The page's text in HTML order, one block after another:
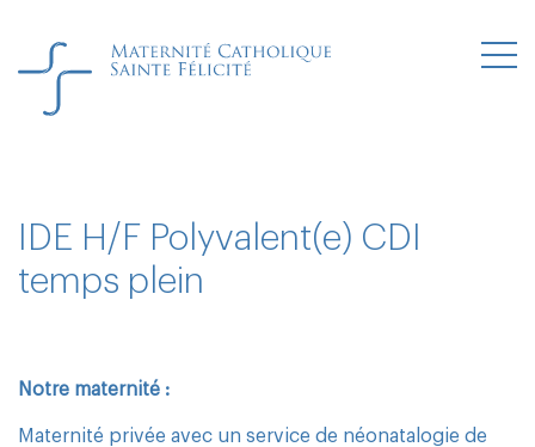
IDE H/F Polyvalent(e) CDI
temps plein
Notre maternité :
Maternité privée avec un service de néonatalogie de